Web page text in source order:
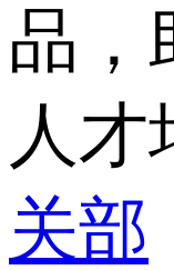
品，
人才
关部